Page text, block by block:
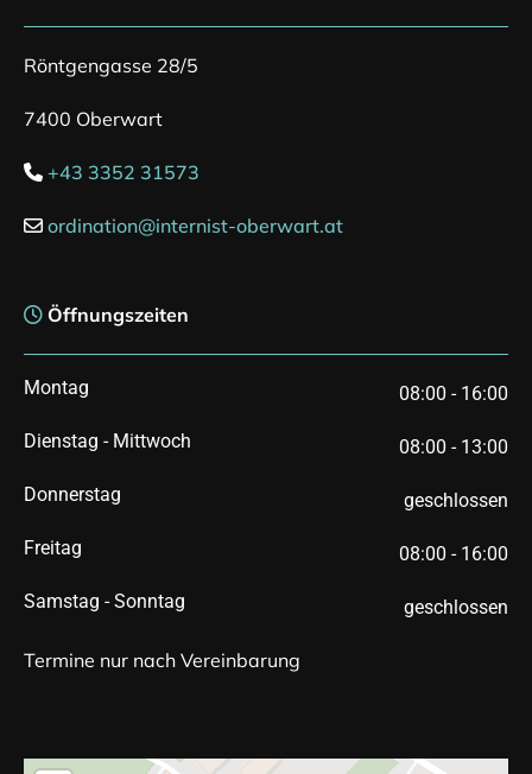
Röntgengasse 28/5
7400 Oberwart
 +43 3352 31573
 ordination@internist-oberwart.at
 Öffnungszeiten
Montag 08:00 - 16:00
Dienstag - Mittwoch 08:00 - 13:00
Donnerstag geschlossen
Freitag 08:00 - 16:00
Samstag - Sonntag geschlossen
Termine nur nach Vereinbarung